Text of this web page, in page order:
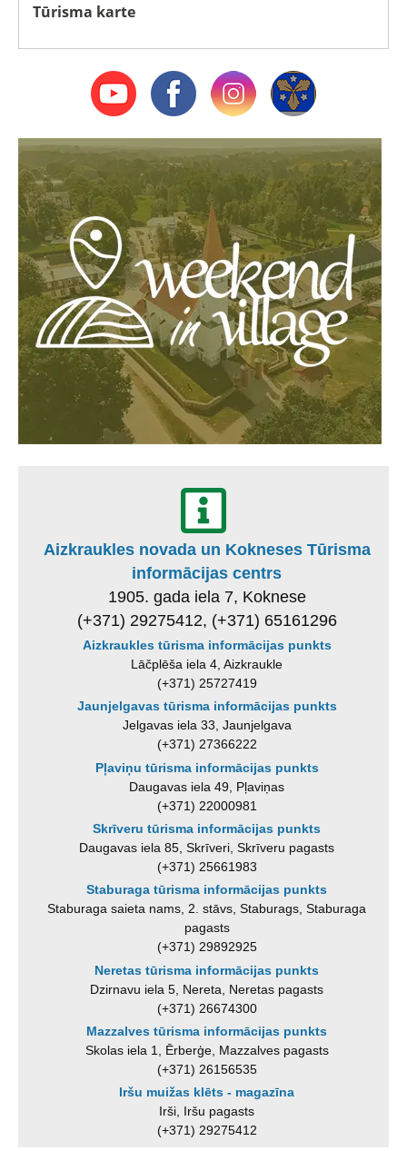
Tūrisma karte
Aizkraukles novada un Kokneses Tūrisma
informācijas centrs
1905. gada iela 7, Koknese
(+371) 29275412, (+371) 65161296
Aizkraukles tūrisma informācijas punkts
Lāčplēša iela 4, Aizkraukle
(+371) 25727419
Jaunjelgavas tūrisma informācijas punkts
Jelgavas iela 33, Jaunjelgava
(+371) 27366222
Pļaviņu tūrisma informācijas punkts
Daugavas iela 49, Pļaviņas
(+371) 22000981
Skrīveru tūrisma informācijas punkts
Daugavas iela 85, Skrīveri, Skrīveru pagasts
(+371) 25661983
Staburaga tūrisma informācijas punkts
Staburaga saieta nams, 2. stāvs, Staburags, Staburaga
pagasts
(+371) 29892925
Neretas tūrisma informācijas punkts
Dzirnavu iela 5, Nereta, Neretas pagasts
(+371) 26674300
Mazzalves tūrisma informācijas punkts
Skolas iela 1, Ērberģe, Mazzalves pagasts
(+371) 26156535
Iršu muižas klēts - magazīna
Irši, Iršu pagasts
(+371) 29275412